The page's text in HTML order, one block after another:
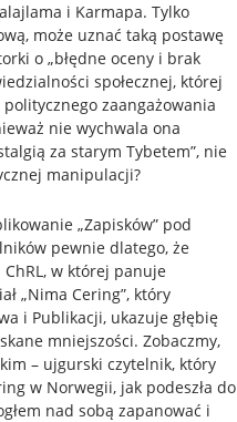
i Karmapa. Tylko
może uznać taką postawę
o „błędne oceny i brak
społecznej, której
zaangażowania
nie wychwala ona
za starym Tybetem”, nie
manipulacji?
„Zapisków” pod
pewnie dlatego, że
w której panuje
„Nima Cering”, który
i Publikacji, ukazuje głębię
mniejszości. Zobaczmy,
– ujgurski czytelnik, który
w Norwegii, jak podeszła do
nad sobą zapanować i